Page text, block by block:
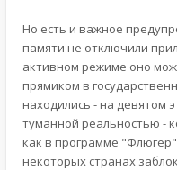
Но есть и важное
памяти не отключили
активном режиме оно
прямиком в
находились - на девятом
туманной реальностью -
как в программе
некоторых странах